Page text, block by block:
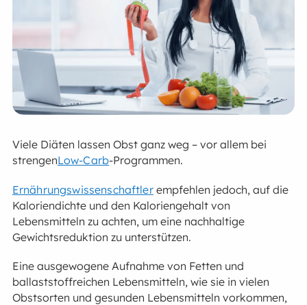
Viele Diäten lassen Obst ganz weg – vor allem bei
strengenLow-Carb-Programmen.
Ernährungswissenschaftlerempfehlen jedoch, auf die
Kaloriendichte und den Kaloriengehalt von
Lebensmitteln zu achten, um eine nachhaltige
Gewichtsreduktion zu unterstützen.
Eine ausgewogene Aufnahme von Fetten und
ballaststoffreichen Lebensmitteln, wie sie in vielen
Obstsorten und gesunden Lebensmitteln vorkommen,